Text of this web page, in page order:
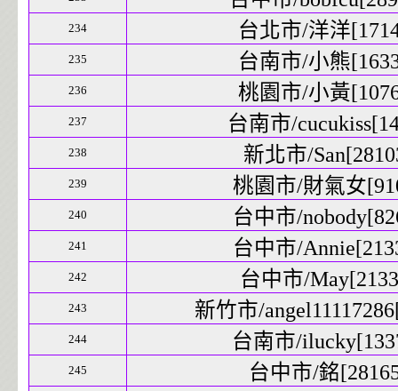
234 台北市/洋洋
235 台南市/小熊
236 桃園市/小黃
237 台南市/
238 新北市/
239 桃園市/財氣女
240 台中市/
241 台中市/
242 台中市/
243 新竹市/
244 台南市/
245 台中市/銘